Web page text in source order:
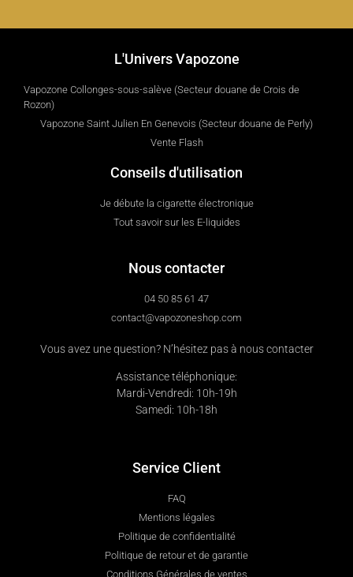
L'Univers Vapozone
Vapozone Collonges-sous-salève (Secteur douane de Crois de
Rozon)
Vapozone Saint Julien En Genevois (Secteur douane de Perly)
Vente Flash
Conseils d'utilisation
Je débute la cigarette électronique
Tout savoir sur les E-liquides
Nous contacter
04 50 85 61 47
contact@vapozoneshop.com
Vous avez une question? N’hésitez pas à nous contacter
Assistance téléphonique:
Mardi-Vendredi: 10h-19h
Samedi: 10h-18h
Service Client
FAQ
Mentions légales
Politique de confidentialité
Politique de retour et de garantie
Conditions Générales de ventes